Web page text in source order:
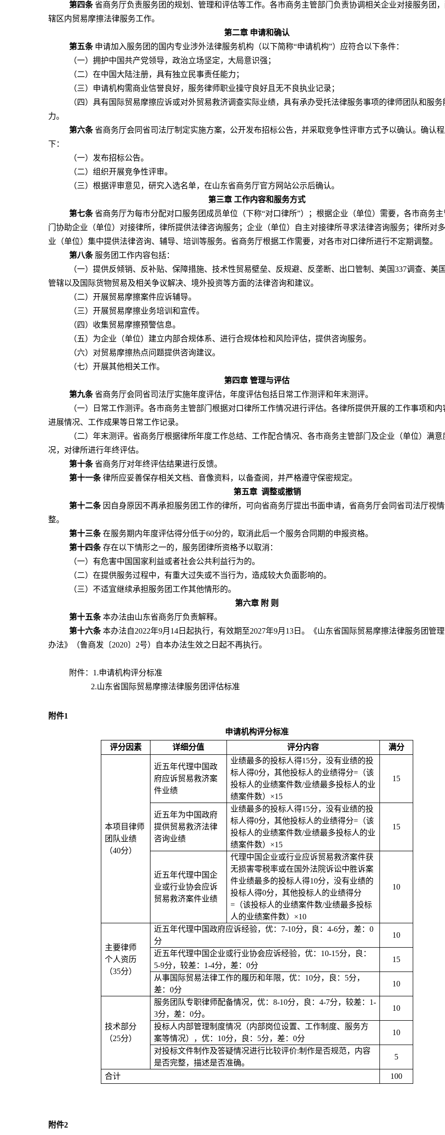
第四条 省商务厅负责服务团的规划、管理和评估等工作。各市商务主管部门负责协调相关企业对接服务团
辖区内贸易摩擦法律服务工作。
第二章 申请和确认
第五条 申请加入服务团的国内专业涉外法律服务机构（以下简称“申请机构”）应符合以下条件：
（一）拥护中国共产党领导，政治立场坚定，大局意识强；
（二）在中国大陆注册，具有独立民事责任能力；
（三）申请机构需商业信誉良好，服务律师职业操守良好且无不良执业记录；
（四）具有国际贸易摩擦应诉或对外贸易救济调查实际业绩，具有承办受托法律服务事项的律师团队和服务
力。
第六条省商务厅会同省司法厅制定实施方案，公开发布招标公告，并采取竞争性评审方式予以确认。确认
下：
（一）发布招标公告。
（二）组织开展竞争性评审。
（三）根据评审意见，研究入选名单，在山东省商务厅官方网站公示后确认。
第三章 工作内容和服务方式
第七条省商务厅为每市分配对口服务团成员单位（下称“对口律所”）；根据企业（单位）需要，各市商务主
门协助企业（单位）对接律所，律所提供法律咨询服务；企业（单位）自主对接律所寻求法律咨询服务；律所对
业（单位）集中提供法律咨询、辅导、培训等服务。省商务厅根据工作需要，对各市对口律所进行不定期调整。
第八条 服务团工作内容包括：
（一）提供反倾销、反补贴、保障措施、技术性贸易壁垒、反规避、反垄断、出口管制、美国337调查、美
管辖以及国际货物贸易及相关争议解决、境外投资等方面的法律咨询和建议。
（二）开展贸易摩擦案件应诉辅导。
（三）开展贸易摩擦业务培训和宣传。
（四）收集贸易摩擦预警信息。
（五）为企业（单位）建立内部合规体系、进行合规体检和风险评估，提供咨询服务。
（六）对贸易摩擦热点问题提供咨询建议。
（七）开展其他相关工作。
第四章 管理与评估
第九条 省商务厅会同省司法厅实施年度评估，年度评估包括日常工作测评和年末测评。
（一）日常工作测评。各市商务主管部门根据对口律所工作情况进行评估。各律所提供开展的工作事项和内
进展情况、工作成果等日常工作记录。
（二）年末测评。省商务厅根据律所年度工作总结、工作配合情况、各市商务主管部门及企业（单位）满意
况，对律所进行年终评估。
第十条省商务厅对年终评估结果进行反馈。
第十一条律所应妥善保存相关文档、音像资料，以备查阅，并严格遵守保密规定。
第五章 调整或撤销
第十二条 因自身原因不再承担服务团工作的律所，可向省商务厅提出书面申请，省商务厅会同省司法厅视情
整。
第十三条 在服务期内年度评估得分低于60分的，取消此后一个服务合同期的申报资格。
第十四条存在以下情形之一的，服务团律所资格予以取消：
（一）有危害中国国家利益或者社会公共利益行为的。
（二）在提供服务过程中，有重大过失或不当行为，造成较大负面影响的。
（三）不适宜继续承担服务团工作其他情形的。
第六章 附 则
第十五条本办法由山东省商务厅负责解释。
第十六条本办法自2022年9月14日起执行，有效期至2027年9月13日。《山东省国际贸易摩擦法律服务团管
办法》（鲁商发〔2020〕2号）自本办法生效之日起不再执行。
附件：1.申请机构评分标准
2.山东省国际贸易摩擦法律服务团评估标准
附件1
申请机构评分标准
评分因素
详细分值 评分内容 满分
本项目律师
团队业绩
（40分）
近五年代理中国政
府应诉贸易救济案
件业绩
业绩最多的投标人得15分，没有业绩的投
标人得0分，其他投标人的业绩得分=（该
投标人的业绩案件数/业绩最多投标人的业
绩案件数）×15
15
近五年为中国政府
提供贸易救济法律
咨询业绩
业绩最多的投标人得15分，没有业绩的投
标人得0分，其他投标人的业绩得分=（该
投标人的业绩案件数/业绩最多投标人的业
绩案件数）×15
15
近五年代理中国企
业或行业协会应诉
贸易救济案件业绩
代理中国企业或行业应诉贸易救济案件获
无损害零税率或在国外法院诉讼中胜诉案
件业绩最多的投标人得10分，没有业绩的
投标人得0分，其他投标人的业绩得分
=（该投标人的业绩案件数/业绩最多投标
人的业绩案件数）×10
10
主要律师
个人资历
（35分）
近五年代理中国政府应诉经验，优：7-10分，良：4-6分，差：0
分
10
近五年代理中国企业或行业协会应诉经验，优：10-15分，良：
5-9分，较差：1-4分，差：0分
15
从事国际贸易法律工作的履历和年限，优：10分，良：5分，
差：0分
10
技术部分
（25分）
服务团队专职律师配备情况，优：8-10分，良：4-7分，较差：1-
3分，差：0分。
10
投标人内部管理制度情况（内部岗位设置、工作制度、服务方
案等情况），优：10分，良：5分，差：0分
10
对投标文件制作及答疑情况进行比较评价:制作是否规范，内容
是否完整，描述是否准确。
5
合计 100
附件2